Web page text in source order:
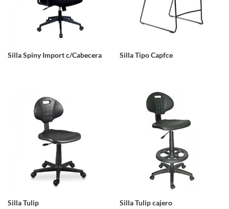
Silla Spiny Import c/Cabecera Silla Tipo Capfce
Silla Tulip Silla Tulip cajero